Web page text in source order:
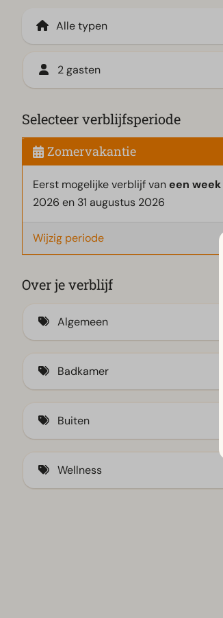
2 gasten
Selecteer verblijfsperiode
Zomervakantie
Eerst mogelijke verblijf vaneen week
2026 en 31 augustus 2026
Wijzig periode
Over je verblijf
Algemeen
Horren
Badkamer
Buiten
Tuinomheining (2)
Wellness